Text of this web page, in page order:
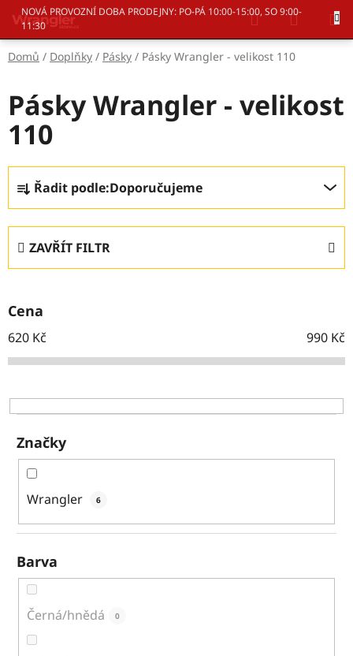
Přejít
obsah
NOVÁ PROVOZNÍ DOBA PRODEJNY: PO-PÁ 10:00-15:00, SO 9:00-
11:30
Hledat
KOŠÍK
Domů / Doplňky / Pásky / Pásky Wrangler - velikost 110
Pásky Wrangler - velikost
110
Ř
a
z
n
r
o
d
k
t
ů
Řadit podle:Doporučujeme
ZAVŘÍT FILTR
Cena
620 Kč 990 Kč
Značky
Wrangler 6
Barva
Černá/hnědá 0